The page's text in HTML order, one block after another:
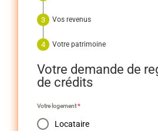
Vos revenus
Votre patrimoine
Votre demande de
de crédits
Votre logement*
Locataire